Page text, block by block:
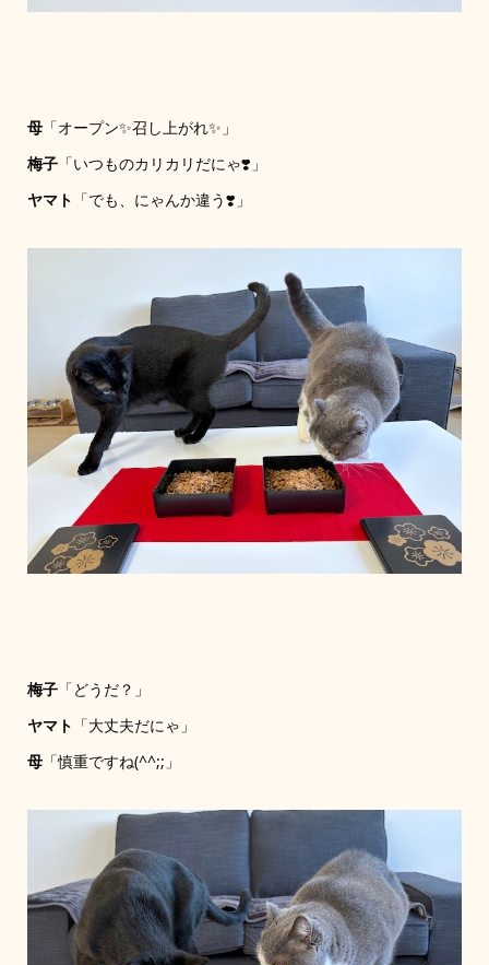
母「オープン✨召し上がれ✨」
梅子「いつものカリカリだにゃ❣️」
ヤマト 「でも、にゃんか違う❣️」
梅子「どうだ？」
ヤマト 「大丈夫だにゃ」
母「慎重ですね(^^;;」